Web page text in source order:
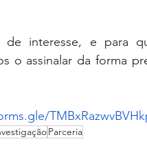
de interesse, e para
o assinalar da forma
Parceria